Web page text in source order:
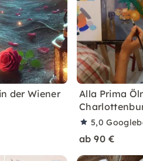
der Wiener
Alla Prima
5,0
ab 90 €